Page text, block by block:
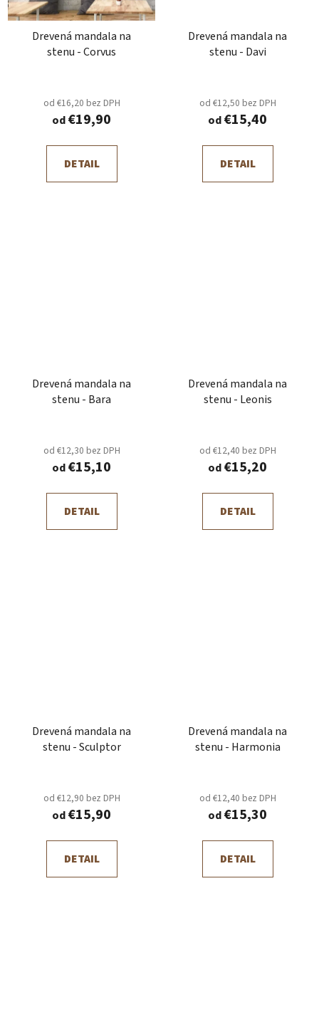
Drevená mandala na
stenu - Corvus
od €16,20 bez DPH
od€19,90
DETAIL
Drevená mandala na
stenu - Davi
od €12,50 bez DPH
od€15,40
DETAIL
Drevená mandala na
stenu - Bara
od €12,30 bez DPH
od€15,10
DETAIL
Drevená mandala na
stenu - Leonis
od €12,40 bez DPH
od€15,20
DETAIL
Drevená mandala na
stenu - Sculptor
od €12,90 bez DPH
od€15,90
DETAIL
Drevená mandala na
stenu - Harmonia
od €12,40 bez DPH
od€15,30
DETAIL